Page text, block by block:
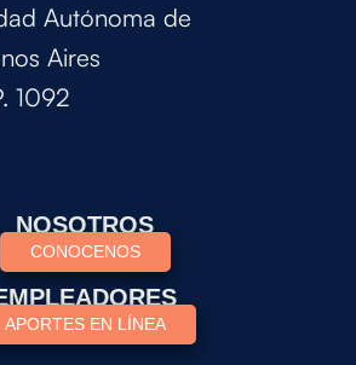
Autónoma de
Aires
1092
NOSOTROS
CONOCENOS
APORTES EN LÍNEA